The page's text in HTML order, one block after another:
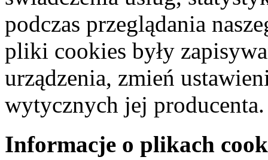
podczas przeglądania
pliki cookies były
urządzenia, zmień
wytycznych jej producenta.
Informacje o plikach